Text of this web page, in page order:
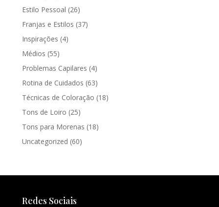
Estilo Pessoal (26)
Franjas e Estilos (37)
Inspirações (4)
Médios (55)
Problemas Capilares (4)
Rotina de Cuidados (63)
Técnicas de Coloração (18)
Tons de Loiro (25)
Tons para Morenas (18)
Uncategorized (60)
Redes Sociais